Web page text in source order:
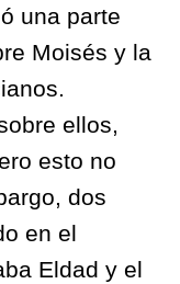
una parte
Moisés y la
ellos,
esto no
dos
en el
Eldad y el